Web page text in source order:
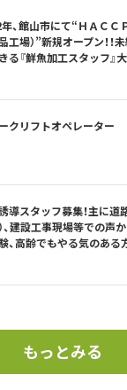
、館山市にて“ＨＡＣＣ
工場）”新規オープン！
る『鮮魚加工スタッフ』
クリフトオペレーター
導スタッフ募集！主に道路
、建設工事現場等での声
、高齢でもやる気のある
もっとみる